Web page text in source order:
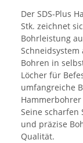
Der SDS-Plus
Stk. zeichnet
Bohrleistung
Bohren in
Löcher für
umfangreiche
Seine scharfen
und präzise
Qualität.